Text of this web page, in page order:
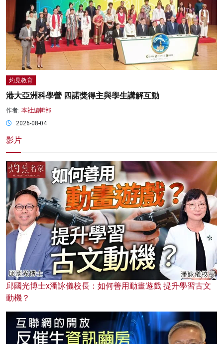
灼見教育
港大亞洲科學營 四諾獎得主與學生講解互動
作者: 本社編輯部
2026-08-04
影片
邱國光博士x潘詠儀校長：如何善用動畫遊戲 提升學習古文
動機？